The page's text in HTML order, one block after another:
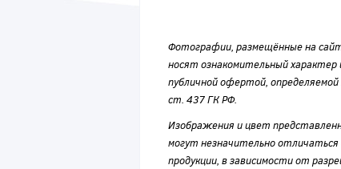
Фотографии, размещённые на
носят ознакомительный
публичной офертой,
ст. 437 ГК РФ.
Изображения и цвет
могут незначительно отличаться
продукции, в зависимости от